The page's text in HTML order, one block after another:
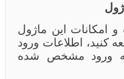
امکانات این ماژول
کنید، اطلاعات ورود
ورود مشخص شده